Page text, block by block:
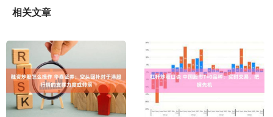
相关文章